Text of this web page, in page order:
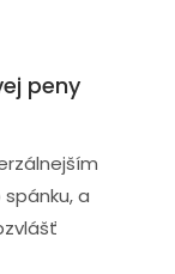
peny
a